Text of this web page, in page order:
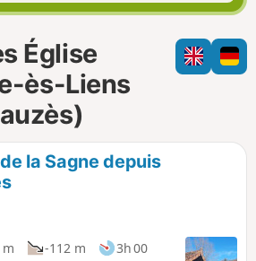
a
i
o
l
e
h
r
d
e
m
Église
ès-Liens
la Sagne depuis
m -112 m
3h 00